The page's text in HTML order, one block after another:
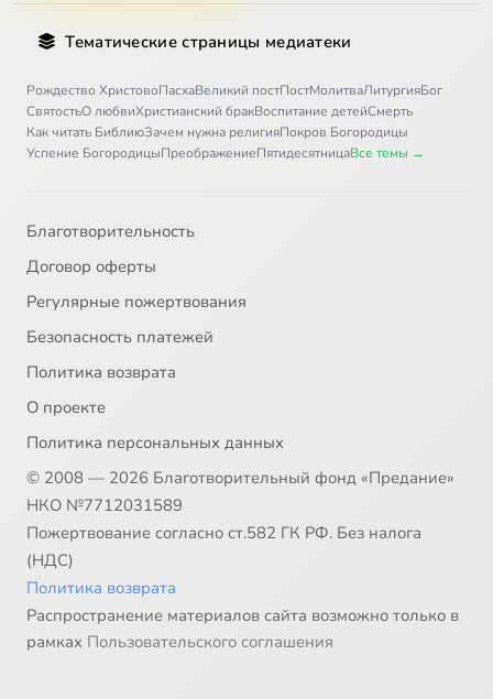
Тематические страницы медиатеки
Рождество ХристовоПасхаВеликий постПостМолитваЛитургияБог
СвятостьО любвиХристианский бракВоспитание детейСмерть
Как читать БиблиюЗачем нужна религияПокров Богородицы
Успение БогородицыПреображениеПятидесятницаВсе темы →
Благотворительность
Договор оферты
Регулярные пожертвования
Безопасность платежей
Политика возврата
О проекте
Политика персональных данных
© 2008 — 2026 Благотворительный фонд «Предание»
НКО №7712031589
Пожертвование согласно ст.582 ГК РФ. Без налога
(НДС)
Политика возврата
Распространение материалов сайта возможно только в
рамках Пользовательского соглашения